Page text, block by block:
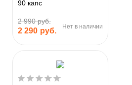
90 капс
2 990 руб.
2 290 руб.
Нет в наличии